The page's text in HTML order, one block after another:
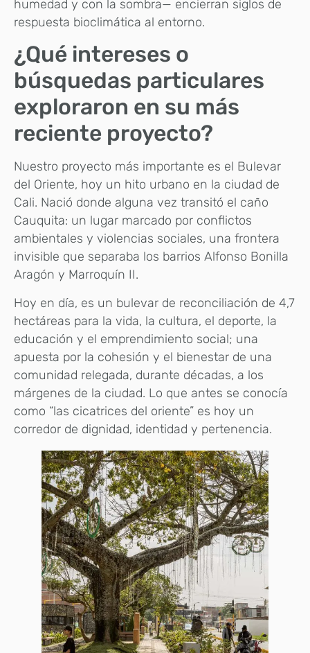
humedad y con la sombra— encierran siglos de
respuesta bioclimática al entorno.
¿Qué intereses o
búsquedas particulares
exploraron en su más
reciente proyecto?
Nuestro proyecto más importante es el Bulevar
del Oriente, hoy un hito urbano en la ciudad de
Cali. Nació donde alguna vez transitó el caño
Cauquita: un lugar marcado por conflictos
ambientales y violencias sociales, una frontera
invisible que separaba los barrios Alfonso Bonilla
Aragón y Marroquín II.
Hoy en día, es un bulevar de reconciliación de 4,7
hectáreas para la vida, la cultura, el deporte, la
educación y el emprendimiento social; una
apuesta por la cohesión y el bienestar de una
comunidad relegada, durante décadas, a los
márgenes de la ciudad. Lo que antes se conocía
como “las cicatrices del oriente” es hoy un
corredor de dignidad, identidad y pertenencia.